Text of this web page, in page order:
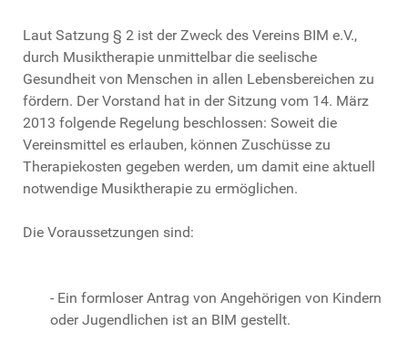
Laut Satzung § 2 ist der Zweck des Vereins BIM e.V.,
durch Musiktherapie unmittelbar die seelische
Gesundheit von Menschen in allen Lebensbereichen zu
fördern. Der Vorstand hat in der Sitzung vom 14. März
2013 folgende Regelung beschlossen: Soweit die
Vereinsmittel es erlauben, können Zuschüsse zu
Therapiekosten gegeben werden, um damit eine aktuell
notwendige Musiktherapie zu ermöglichen.
Die Voraussetzungen sind:
- Ein formloser Antrag von Angehörigen von Kindern
oder Jugendlichen ist an BIM gestellt.